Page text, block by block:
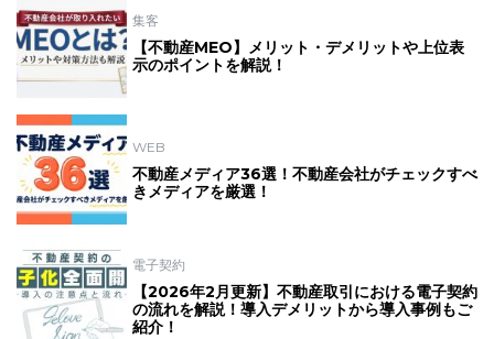
集客
【不動産MEO】メリット・デメリットや上位表
示のポイントを解説！
WEB
不動産メディア36選！不動産会社がチェックすべ
きメディアを厳選！
電子契約
【2026年2月更新】不動産取引における電子契約
の流れを解説！導入デメリットから導入事例もご
紹介！